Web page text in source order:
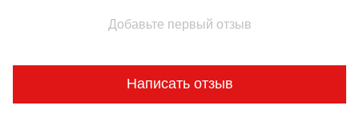
Добавьте первый отзыв
Написать отзыв